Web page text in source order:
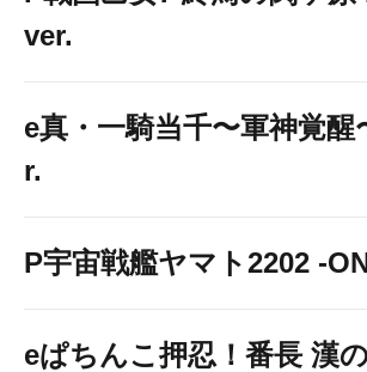
ver.
e真・一騎当千〜軍神覚醒
r.
P宇宙戦艦ヤマト2202 -
eぱちんこ押忍！番長 漢